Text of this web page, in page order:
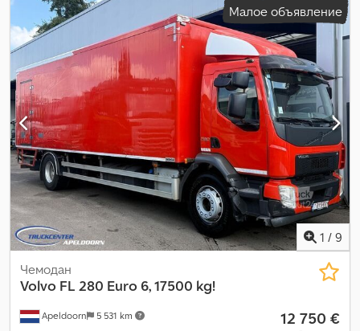
загрузки:2 480 мм , высота грузового отсека:2 400 мм, Год
выпуска:
, Оборудование:ABS ,
Малое объявление
1 / 9
Apeldoorn 5 531 km
Чемодан
Volvo FL 280 Euro 6, 17500 kg!
12 750 €